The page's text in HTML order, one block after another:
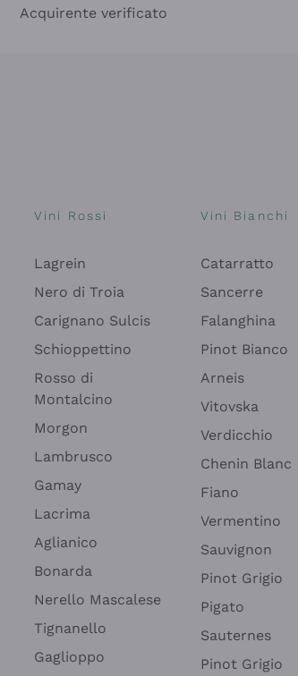
Acquirente verificato
Vini Rossi
Lagrein
Nero di Troia
Carignano Sulcis
Schioppettino
Rosso di
Montalcino
Morgon
Lambrusco
Gamay
Lacrima
Aglianico
Bonarda
Nerello Mascalese
Tignanello
Gaglioppo
Vini Bianchi
Catarratto
Sancerre
Falanghina
Pinot Bianco
Arneis
Vitovska
Verdicchio
Chenin Blanc
Fiano
Vermentino
Sauvignon
Pinot Grigio
Pigato
Sauternes
Pinot Grigio